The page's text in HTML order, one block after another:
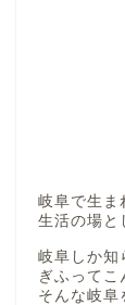
岐阜で生ま
生活の場と
岐阜しか知
ぎふってこ
そんな岐阜